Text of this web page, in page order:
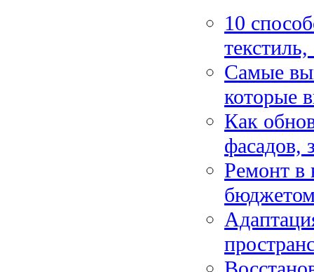
10
Самые
которые
Как
фасадов,
Ремонт в